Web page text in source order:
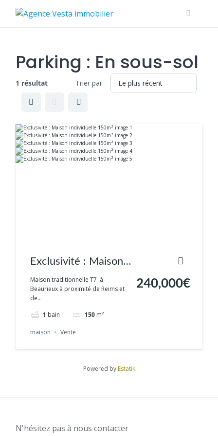
Parking : En sous-sol
1 résultat Trier par
Exclusivité : Maison
individuelle 150m²
Maison traditionnelle T7 à
Beaurieux à proximité de Reims et
de...
1 bain 150 m²
240,000€
maison Vente
Powered by Estatik
N'hésitez pas à nous contacter